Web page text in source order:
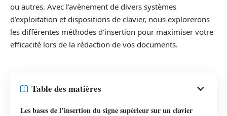
ou autres. Avec l’avènement de divers systèmes
d’exploitation et dispositions de clavier, nous explorerons
les différentes méthodes d’insertion pour maximiser votre
efficacité lors de la rédaction de vos documents.
Table des matières
Les bases de l’insertion du signe supérieur sur un clavier